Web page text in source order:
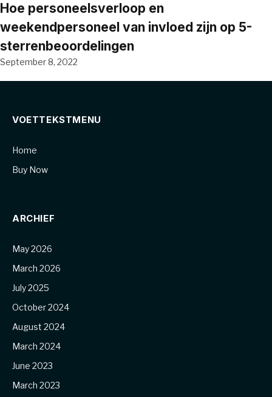
Hoe personeelsverloop en
weekendpersoneel van invloed zijn op 5-
sterrenbeoordelingen
September 8, 2022
VOETTEKSTMENU
Home
Buy Now
ARCHIEF
May 2026
March 2026
July 2025
October 2024
August 2024
March 2024
June 2023
March 2023